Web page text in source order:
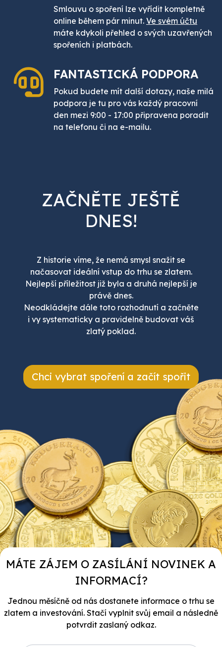
Smlouvu o spoření lze vyřídit kompletně
online během pár minut. Ve svém účtu
máte kdykoli přehled o svých uzavřených
spořeních i platbách.
FANTASTICKÁ PODPORA
Pokud budete mít další dotazy, naše milá
podpora je tu pro vás každý pracovní
den mezi 9:00 - 17:00 připravena poradit
na telefonu či na e-mailu.
ZAČNĚTE JEŠTĚ
DNES!
Z historie víme, že nemá smysl snažit se
načasovat ideální vstup do trhu se zlatem.
Nejlepší příležitost již byla a druhá nejlepší je
právě dnes.
Neodkládejte dále toto rozhodnutí a začněte
i vy systematicky a pravidelně budovat váš
zlatý poklad.
Chci vybrat spoření a začít spořit
MÁTE ZÁJEM O ZASÍLÁNÍ NOVINEK A
INFORMACÍ?
Jednou měsíčně od nás dostanete informace o trhu se
zlatem a investování. Stačí vyplnit svůj email a následně
potvrdit zaslaný odkaz.